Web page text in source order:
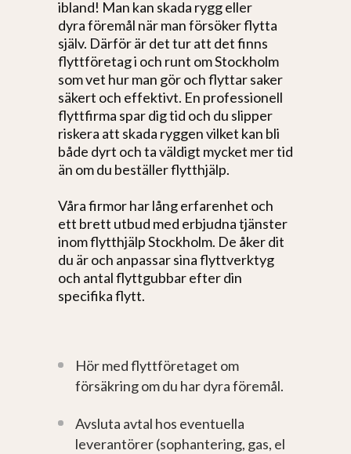
ibland! Man kan skada rygg eller
dyra föremål när man försöker flytta
själv. Därför är det tur att det finns
flyttföretag i och runt om Stockholm
som vet hur man gör och flyttar saker
säkert och effektivt. En professionell
flyttfirma spar dig tid och du slipper
riskera att skada ryggen vilket kan bli
både dyrt och ta väldigt mycket mer tid
än om du beställer flytthjälp.
Våra firmor har lång erfarenhet och
ett brett utbud med erbjudna tjänster
inom flytthjälp Stockholm. De åker dit
du är och anpassar sina flyttverktyg
och antal flyttgubbar efter din
specifika flytt.
Hör med flyttföretaget om
försäkring om du har dyra föremål.
Avsluta avtal hos eventuella
leverantörer (sophantering, gas, el